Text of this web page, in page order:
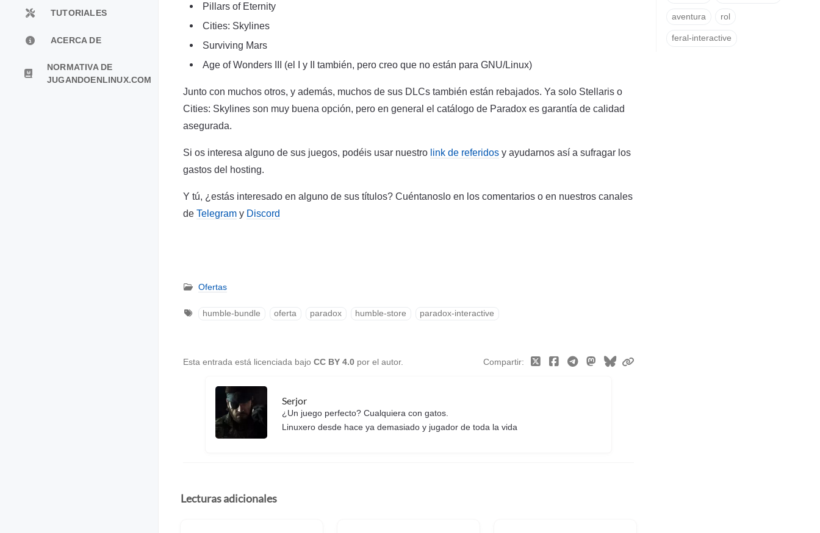
TUTORIALES
ACERCA DE
NORMATIVA DE
JUGANDOENLINUX.COM
Pillars of Eternity
Cities: Skylines
Surviving Mars
Age of Wonders III (el I y II también, pero creo que no están para GNU/Linux)
Junto con muchos otros, y además, muchos de sus DLCs también están rebajados. Ya solo Stellaris o
Cities: Skylines son muy buena opción, pero en general el catálogo de Paradox es garantía de calidad
asegurada.
Si os interesa alguno de sus juegos, podéis usar nuestro link de referidos y ayudarnos así a sufragar los
gastos del hosting.
Y tú, ¿estás interesado en alguno de sus títulos? Cuéntanoslo en los comentarios o en nuestros canales
de Telegram y Discord
Ofertas
humble-bundle oferta paradox humble-store paradox-interactive
Esta entrada está licenciada bajo CC BY 4.0 por el autor. Compartir
Serjor
¿Un juego perfecto? Cualquiera con gatos.
Linuxero desde hace ya demasiado y jugador de toda la vida
aventura rol
feral-interactive
Lecturas adicionales